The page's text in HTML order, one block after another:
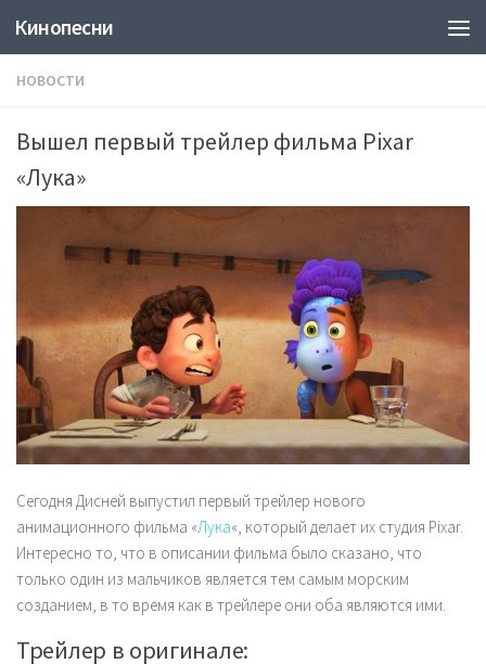
Skip to content
Кинопесни
НОВОСТИ
Вышел первый трейлер фильма Pixar
«Лука»
Сегодня Дисней выпустил первый трейлер нового
анимационного фильма «Лука«, который делает их студия Pixar.
Интересно то, что в описании фильма было сказано, что
только один из мальчиков является тем самым морским
созданием, в то время как в трейлере они оба являются ими.
Трейлер в оригинале: